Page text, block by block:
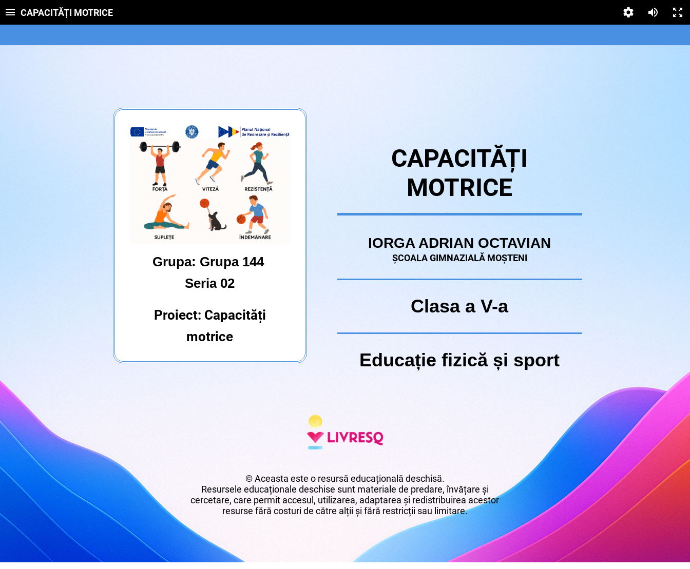
CAPACITĂȚI MOTRICE
Grupa: Grupa 144
Seria 02
Proiect: Capacități
motrice
CAPACITĂȚI
MOTRICE
IORGA ADRIAN OCTAVIAN
ȘCOALA GIMNAZIALĂ MOȘTENI
Clasa a V-a
Educație fizică și sport
© Aceasta este o resursă educațională deschisă.
Resursele educaționale deschise sunt materiale de predare, învățare și
cercetare, care permit accesul, utilizarea, adaptarea și redistribuirea acestor
resurse fără costuri de către alții și fără restricții sau limitare.